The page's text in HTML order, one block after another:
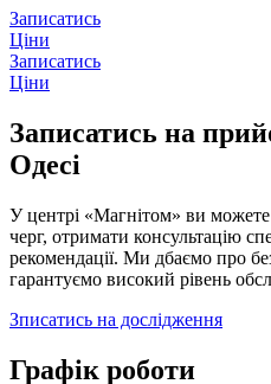
Записатись
Ціни
Записатись
Ціни
Записатись на
Одесі
У центрі «Магнітом» ви можете
черг, отримати консультацію
рекомендації. Ми дбаємо про
гарантуємо високий рівень
Зписатись на дослідження
Графік роботи